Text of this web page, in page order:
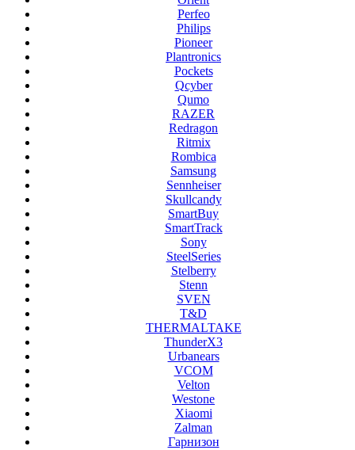
Perfeo
Philips
Pioneer
Plantronics
Pockets
Qcyber
Qumo
RAZER
Redragon
Ritmix
Rombica
Samsung
Sennheiser
Skullcandy
SmartBuy
SmartTrack
Sony
SteelSeries
Stelberry
Stenn
SVEN
T&D
THERMALTAKE
ThunderX3
Urbanears
VCOM
Velton
Westone
Xiaomi
Zalman
Гарнизон